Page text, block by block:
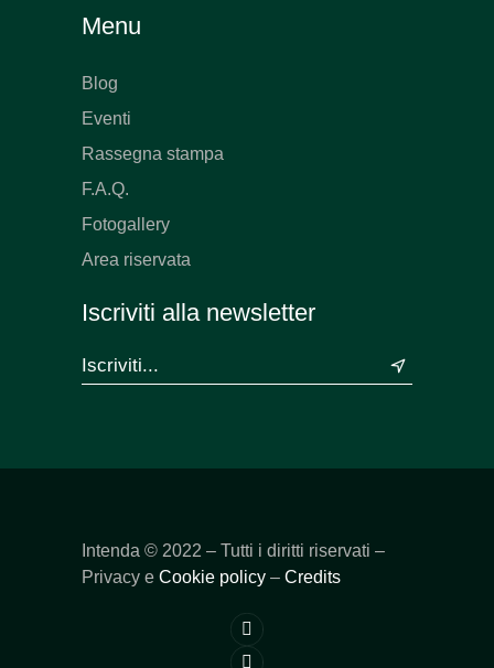
Menu
Blog
Eventi
Rassegna stampa
F.A.Q.
Fotogallery
Area riservata
Iscriviti alla newsletter
&
Intenda © 2022 – Tutti i diritti riservati –
Privacy e Cookie policy – Credits